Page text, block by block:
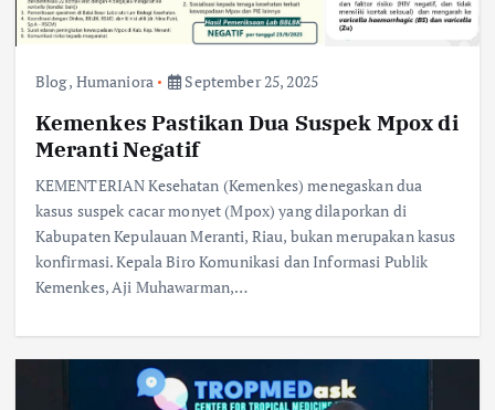
Blog, Humaniora September 25, 2025
Kemenkes Pastikan Dua Suspek Mpox di
Meranti Negatif
KEMENTERIAN Kesehatan (Kemenkes) menegaskan dua
kasus suspek cacar monyet (Mpox) yang dilaporkan di
Kabupaten Kepulauan Meranti, Riau, bukan merupakan kasus
konfirmasi. Kepala Biro Komunikasi dan Informasi Publik
Kemenkes, Aji Muhawarman,…